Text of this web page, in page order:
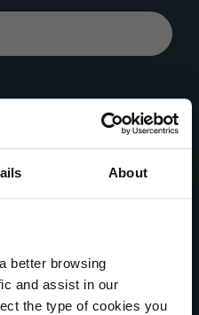
About
better browsing
and assist in our
the type of cookies you